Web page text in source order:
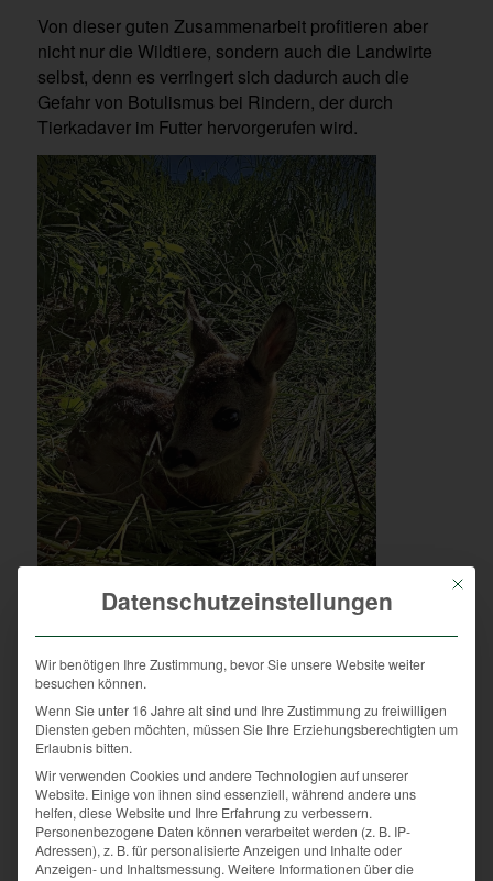
Von dieser guten Zusammenarbeit profitieren aber
nicht nur die Wildtiere, sondern auch die Landwirte
selbst, denn es verringert sich dadurch auch die
Gefahr von Botulismus bei Rindern, der durch
Tierkadaver im Futter hervorgerufen wird.
Gezielte Projekte zur Kitzrettung
Mit gezielten Maßnahmen vor und auch während der
Mahd können jährlich zahlreiche Jungtiere gerettet
werden. Eingesetzt werden unter anderem an
Stangen flatternde Kunststoffsäcke oder auch
technische Wildretter, welche an den Traktoren
befestigt werden und mittels Infrarotsensoren oder
Schall die Tiere aufspüren. Immer stärker nachgefragt
wird der Einsatz von Drohnen. Diese überfliegen
Mit
Datenschutzeinstellungen
Wir benötigen Ihre Zustimmung, bevor Sie unsere Website weiter
besuchen können.
Wenn Sie unter 16 Jahre alt sind und Ihre Zustimmung zu freiwilligen
Diensten geben möchten, müssen Sie Ihre Erziehungsberechtigten um
Erlaubnis bitten.
Wir verwenden Cookies und andere Technologien auf unserer
Website. Einige von ihnen sind essenziell, während andere uns
helfen, diese Website und Ihre Erfahrung zu verbessern.
Personenbezogene Daten können verarbeitet werden (z. B. IP-
Adressen), z. B. für personalisierte Anzeigen und Inhalte oder
Anzeigen- und Inhaltsmessung. Weitere Informationen über die